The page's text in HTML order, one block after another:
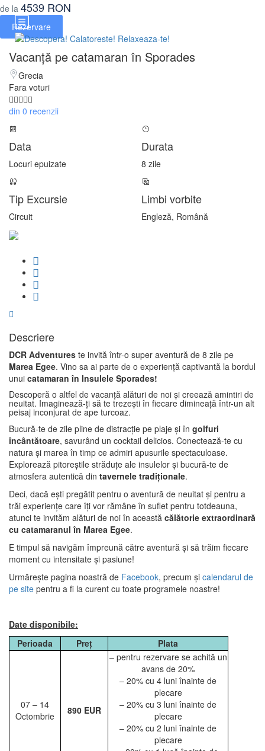
de la 4539 RON
Rezervare
Vacanță pe catamaran în Sporades
Grecia
Fara voturi
din 0 recenzii
Data
Locuri epuizate
Durata
8 zile
Tip Excursie
Circuit
Limbi vorbite
Engleză, Română
Descriere
DCR Adventures te invită într-o super aventură de 8 zile pe
Marea Egee. Vino sa ai parte de o experiență captivantă la bordul
unui catamaran în Insulele Sporades!
Descoperă o altfel de vacanță alături de noi și creează amintiri de
neuitat. Imaginează-ți să te trezești în fiecare dimineață într-un alt
peisaj inconjurat de ape turcoaz.
Bucură-te de zile pline de distracție pe plaje și în golfuri
încântătoare, savurând un cocktail delicios. Conectează-te cu
natura și marea în timp ce admiri apusurile spectaculoase.
Explorează pitoreștile străduțe ale insulelor și bucură-te de
atmosfera autentică din tavernele tradiționale.
Deci, dacă ești pregătit pentru o aventură de neuitat și pentru a
trăi experiențe care îți vor rămâne în suflet pentru totdeauna,
atunci te invităm alături de noi în această călătorie extraordinară
cu catamaranul în Marea Egee.
E timpul să navigăm împreună către aventură și să trăim fiecare
moment cu intensitate și pasiune!
Urmărește pagina noastră de Facebook, precum și calendarul de
pe site pentru a fi la curent cu toate programele noastre!
Date disponibile:
Perioada
Preț Plata
07 – 14
Octombrie
890 EUR
– pentru rezervare se achită un
avans de 20%
– 20% cu 4 luni înainte de
plecare
– 20% cu 3 luni înainte de
plecare
– 20% cu 2 luni înainte de
plecare